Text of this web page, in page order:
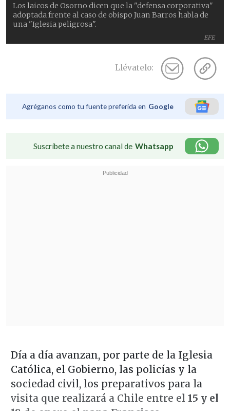
EFE
Los laicos de Osorno dicen que la "defensa corporativa"
adoptada frente al caso de obispo Juan Barros habla de
una "Iglesia peligrosa".
Llévatelo:
Agréganos como tu fuente preferida en Google
Suscríbete a nuestro canal de Whatsapp
Día a día avanzan, por parte de la Iglesia
Católica, el Gobierno, las policías y la
sociedad civil, los preparativos para la
visita que realizará a Chile entre el 15 y el